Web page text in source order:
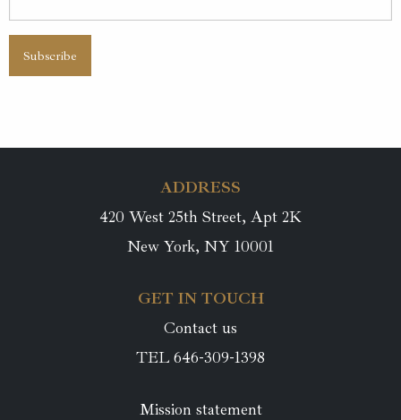
ADDRESS
420 West 25th Street, Apt 2K
New York, NY 10001
GET IN TOUCH
Contact us
TEL 646-309-1398
Mission statement